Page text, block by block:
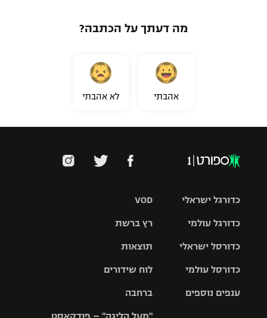
מה דעתך על הכתבה?
אהבתי לא אהבתי
VOD
רץ ברשת
תוצאות
לוח שידורים
ברחבה
כדורגל ישראלי
גביע הטוטו
כדורגל עולמי
האלופות
ליגה
כדורסל ישראלי
סל
כדורסל עולמי
ענפים נוספים